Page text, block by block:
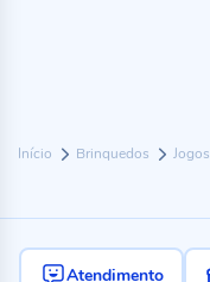
Início Brinquedos Jogos
Atendimento